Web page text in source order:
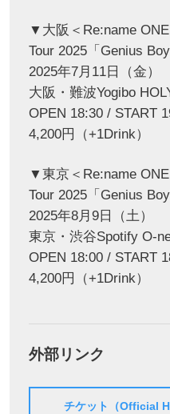
▼大阪＜Re:name
Tour 2025「Genius
2025年7月11日（金）
大阪・難波Yogibo
OPEN 18:30 / START
4,200円（+1Drink）
▼東京＜Re:name
Tour 2025「Genius
2025年8月9日（土）
東京・渋谷Spotify O-
OPEN 18:00 / START
4,200円（+1Drink）
外部リンク
チケット（Official